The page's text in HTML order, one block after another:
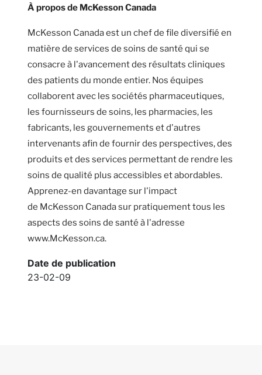
À propos de McKesson Canada
McKesson Canada est un chef de file diversifié en
matière de services de soins de santé qui se
consacre à l'avancement des résultats cliniques
des patients du monde entier. Nos équipes
collaborent avec les sociétés pharmaceutiques,
les fournisseurs de soins, les pharmacies, les
fabricants, les gouvernements et d'autres
intervenants afin de fournir des perspectives, des
produits et des services permettant de rendre les
soins de qualité plus accessibles et abordables.
Apprenez-en davantage sur l'impact
de McKesson Canada sur pratiquement tous les
aspects des soins de santé à l'adresse
www.McKesson.ca.
Date de publication
23-02-09